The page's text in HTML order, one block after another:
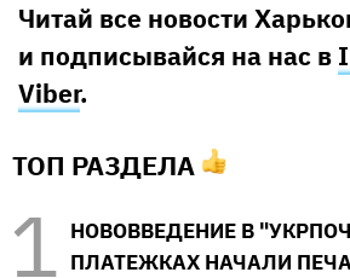
Читай все новости
и подписывайся на нас в
Viber.
ТОП РАЗДЕЛА
НОВОВВЕДЕНИЕ В
ПЛАТЕЖКАХ НАЧАЛИ